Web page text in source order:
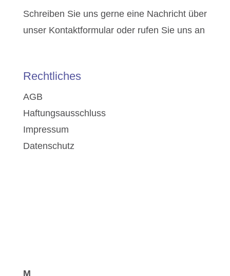
Schreiben Sie uns gerne eine Nachricht über
unser Kontaktformular oder rufen Sie uns an
Rechtliches
AGB
Haftungsausschluss
Impressum
Datenschutz
M